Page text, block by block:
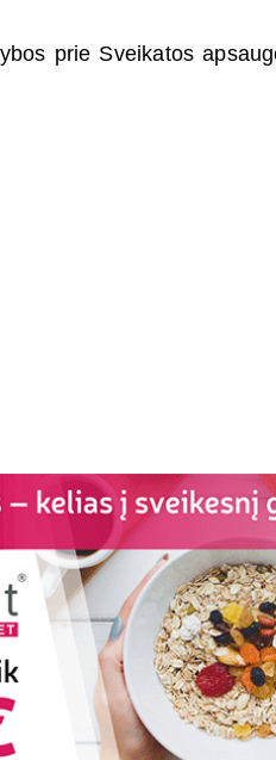
prie Sveikatos